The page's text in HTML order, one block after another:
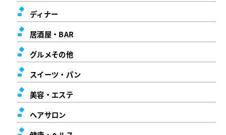
ディナー
居酒屋・BAR
グルメその他
スイーツ・パン
美容・エステ
ヘアサロン